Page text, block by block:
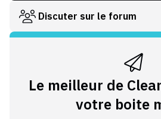
Discuter sur le forum
Le meilleur de
votre boite